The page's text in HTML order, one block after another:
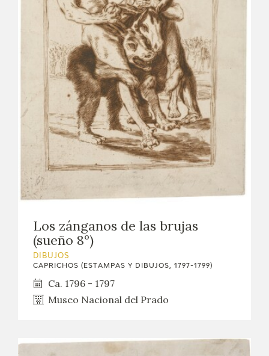
Los zánganos de las brujas
(sueño 8º)
DIBUJOS
CAPRICHOS (ESTAMPAS Y DIBUJOS, 1797-1799)
Ca. 1796 - 1797
Museo Nacional del Prado